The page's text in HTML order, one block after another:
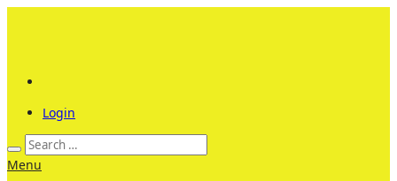
Login
Menu